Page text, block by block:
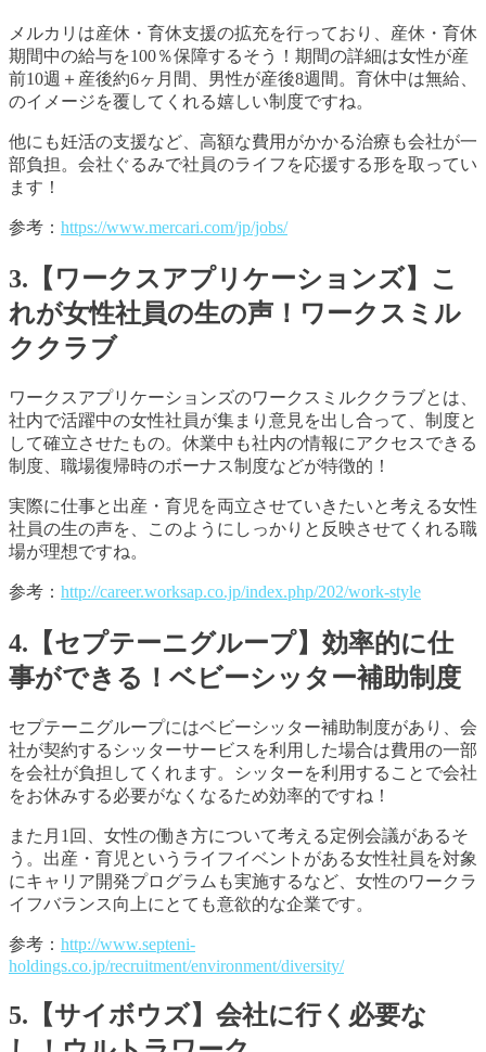
メルカリは産休・育休支援の拡充を行っており、産休・育休
期間中の給与を100％保障するそう！期間の詳細は女性が産
前10週＋産後約6ヶ月間、男性が産後8週間。育休中は無給、
のイメージを覆してくれる嬉しい制度ですね。
他にも妊活の支援など、高額な費用がかかる治療も会社が一
部負担。会社ぐるみで社員のライフを応援する形を取ってい
ます！
参考： https://www.mercari.com/jp/jobs/
3.【ワークスアプリケーションズ】こ
れが女性社員の生の声！ワークスミル
ククラブ
ワークスアプリケーションズのワークスミルククラブとは、
社内で活躍中の女性社員が集まり意見を出し合って、制度と
して確立させたもの。休業中も社内の情報にアクセスできる
制度、職場復帰時のボーナス制度などが特徴的！
実際に仕事と出産・育児を両立させていきたいと考える女性
社員の生の声を、このようにしっかりと反映させてくれる職
場が理想ですね。
参考： http://career.worksap.co.jp/index.php/202/work-style
4.【セプテーニグループ】効率的に仕
事ができる！ベビーシッター補助制度
セプテーニグループにはベビーシッター補助制度があり、会
社が契約するシッターサービスを利用した場合は費用の一部
を会社が負担してくれます。シッターを利用することで会社
をお休みする必要がなくなるため効率的ですね！
また月1回、女性の働き方について考える定例会議があるそ
う。出産・育児というライフイベントがある女性社員を対象
にキャリア開発プログラムも実施するなど、女性のワークラ
イフバランス向上にとても意欲的な企業です。
参考： http://www.septeni-
holdings.co.jp/recruitment/environment/diversity/
5.【サイボウズ】会社に行く必要な